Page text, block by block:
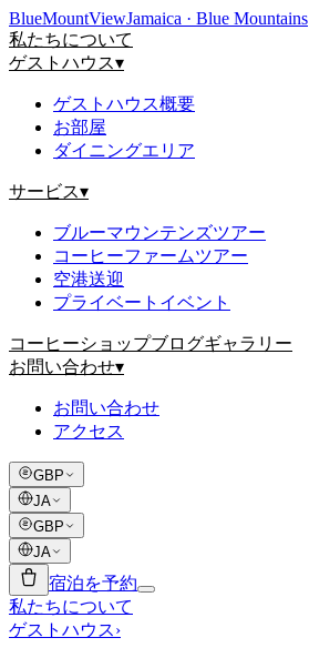
BlueMountViewJamaica · Blue Mountains
私たちについて
ゲストハウス▾
ゲストハウス概要
お部屋
ダイニングエリア
サービス▾
ブルーマウンテンズツアー
コーヒーファームツアー
空港送迎
プライベートイベント
コーヒーショップブログギャラリー
お問い合わせ▾
お問い合わせ
アクセス
GBP
JA
GBP
JA
宿泊を予約
私たちについて
ゲストハウス›